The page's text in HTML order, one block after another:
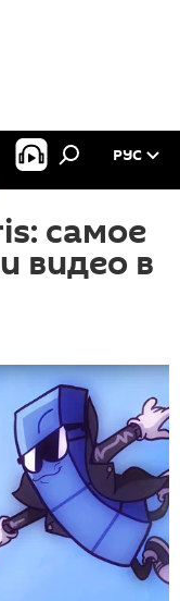
РУС
самое
видео в